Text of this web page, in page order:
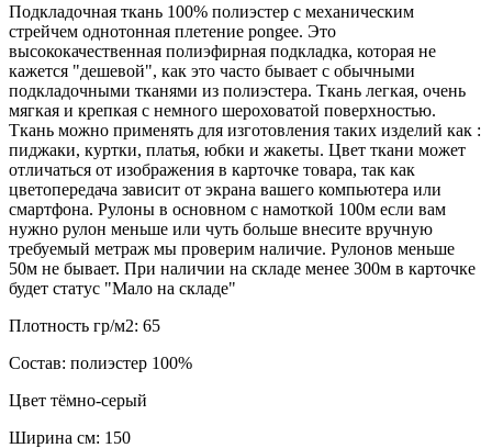
Подкладочная ткань 100% полиэстер с механическим
стрейчем однотонная плетение pongee. Это
высококачественная полиэфирная подкладка, которая не
кажется "дешевой", как это часто бывает с обычными
подкладочными тканями из полиэстера. Ткань легкая, очень
мягкая и крепкая с немного шероховатой поверхностью.
Ткань можно применять для изготовления таких изделий как :
пиджаки, куртки, платья, юбки и жакеты. Цвет ткани может
отличаться от изображения в карточке товара, так как
цветопередача зависит от экрана вашего компьютера или
смартфона. Рулоны в основном с намоткой 100м если вам
нужно рулон меньше или чуть больше внесите вручную
требуемый метраж мы проверим наличие. Рулонов меньше
50м не бывает. При наличии на складе менее 300м в карточке
будет статус "Мало на складе"
Плотность гр/м2: 65
Состав: полиэстер 100%
Цвет тёмно-серый
Ширина см: 150